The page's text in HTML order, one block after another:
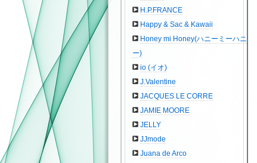
H.P.FRANCE
Happy & Sac & Kawaii
Honey mi Honey(ハニーミーハニ
ー)
io (イオ)
J.Valentine
JACQUES LE CORRE
JAMIE MOORE
JELLY
JJmode
Juana de Arco